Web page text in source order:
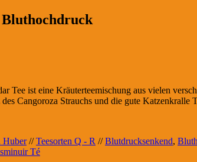
Bluthochdruck
Tee ist eine Kräuterteemischung aus vielen
Cangoroza Strauchs und die gute Katzenkralle
Huber // Teesorten Q - R // Blutdrucksenkend,